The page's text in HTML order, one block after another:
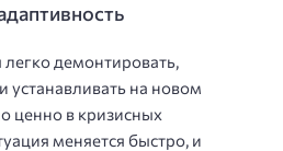
демонтировать,
устанавливать на новом
ценно в кризисных
меняется быстро, и